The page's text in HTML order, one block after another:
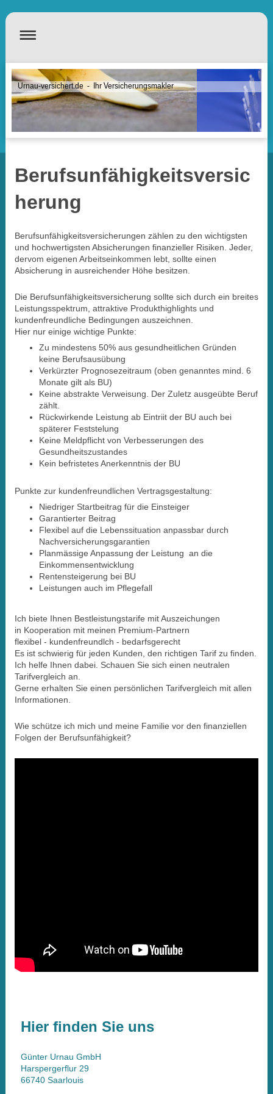
Urnau-versichert.de - Ihr Versicherungsmakler
Berufsunfähigkeitsversic
herung
Berufsunfähigkeitsversicherungen zählen zu den wichtigsten
und hochwertigsten Absicherungen finanzieller Risiken. Jeder,
dervom eigenen Arbeitseinkommen lebt, sollte einen
Absicherung in ausreichender Höhe besitzen.
Die Berufsunfähigkeitsversicherung sollte sich durch ein breites
Leistungsspektrum, attraktive Produkthighlights und
kundenfreundliche Bedingungen auszeichnen.
Hier nur einige wichtige Punkte:
Zu mindestens 50% aus gesundheitlichen Gründen
keine Berufsausübung
Verkürzter Prognosezeitraum (oben genanntes mind. 6
Monate gilt als BU)
Keine abstrakte Verweisung. Der Zuletz ausgeübte Beruf
zählt.
Rückwirkende Leistung ab Eintriit der BU auch bei
späterer Feststelung
Keine Meldpflicht von Verbesserungen des
Gesundheitszustandes
Kein befristetes Anerkenntnis der BU
Punkte zur kundenfreundlichen Vertragsgestaltung:
Niedriger Startbeitrag für die Einsteiger
Garantierter Beitrag
Flexibel auf die Lebenssituation anpassbar durch
Nachversicherungsgarantien
Planmässige Anpassung der Leistung an die
Einkommensentwicklung
Rentensteigerung bei BU
Leistungen auch im Pflegefall
Ich biete Ihnen Bestleistungstarife mit Auszeichungen
in Kooperation mit meinen Premium-Partnern
flexibel - kundenfreundlch - bedarfsgerecht
Es ist schwierig für jeden Kunden, den richtigen Tarif zu finden.
Ich helfe Ihnen dabei. Schauen Sie sich einen neutralen
Tarifvergleich an.
Gerne erhalten Sie einen persönlichen Tarifvergleich mit allen
Informationen.
Wie schütze ich mich und meine Familie vor den finanziellen
Folgen der Berufsunfähigkeit?
Hier finden Sie uns
Günter Urnau GmbH
Harspergerflur 29
66740 Saarlouis